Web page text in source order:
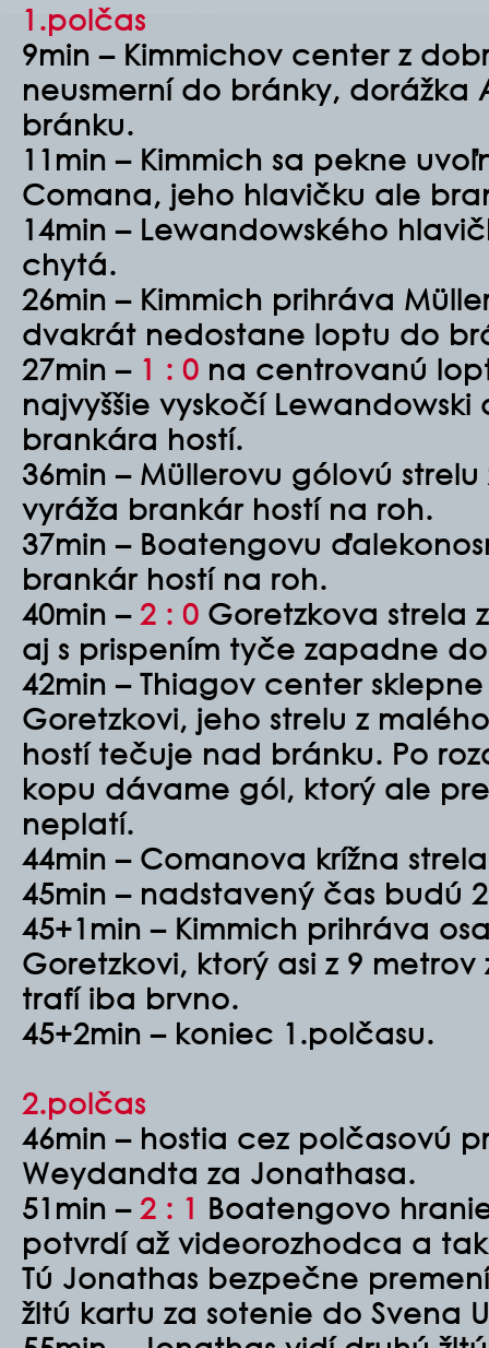
1.polčas
9min – Kimmichov center z
neusmerní do bránky, dorážka
bránku.
11min – Kimmich sa pekne
Comana, jeho hlavičku ale
14min – Lewandowského
chytá.
26min – Kimmich prihráva
dvakrát nedostane loptu do
27min –1 : 0 na centrovanú
najvyššie vyskočí
brankára hostí.
36min – Müllerovu gólovú
vyráža brankár hostí na roh.
37min – Boatengovu
brankár hostí na roh.
40min – 2 : 0 Goretzkova strela
aj s prispením tyče zapadne
42min – Thiagov center
Goretzkovi, jeho strelu z
hostí tečuje nad bránku. Po
kopu dávame gól, ktorý ale
neplatí.
44min – Comanova krížna
45min – nadstavený čas budú
45+1min – Kimmich prihráva
Goretzkovi, ktorý asi z 9
trafí iba brvno.
45+2min – koniec 1.polčasu.
2.polčas
46min – hostia cez polčasovú
Weydandta za Jonathasa.
51min – 2 : 1 Boatengovo
potvrdí až videorozhodca a
Tú Jonathas bezpečne
žltú kartu za sotenie do Svena